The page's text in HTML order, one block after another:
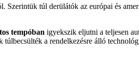
túl derülátók az európai és
tempóban igyekszik eljutni a teljesen
a rendelkezésre álló